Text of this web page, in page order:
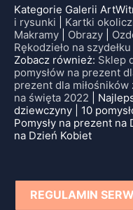
Kategorie Galerii
i rysunki
Kartki
Makramy
Obrazy
Rękodzieło na szydełku
Zobacz również: Sklep
pomysłów na prezent
prezent dla
na święta 2022 |
dziewczyny | 10
Pomysły na prezent na
na Dzień Kobiet
REGULAMIN